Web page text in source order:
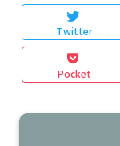
Twitter
Pocket